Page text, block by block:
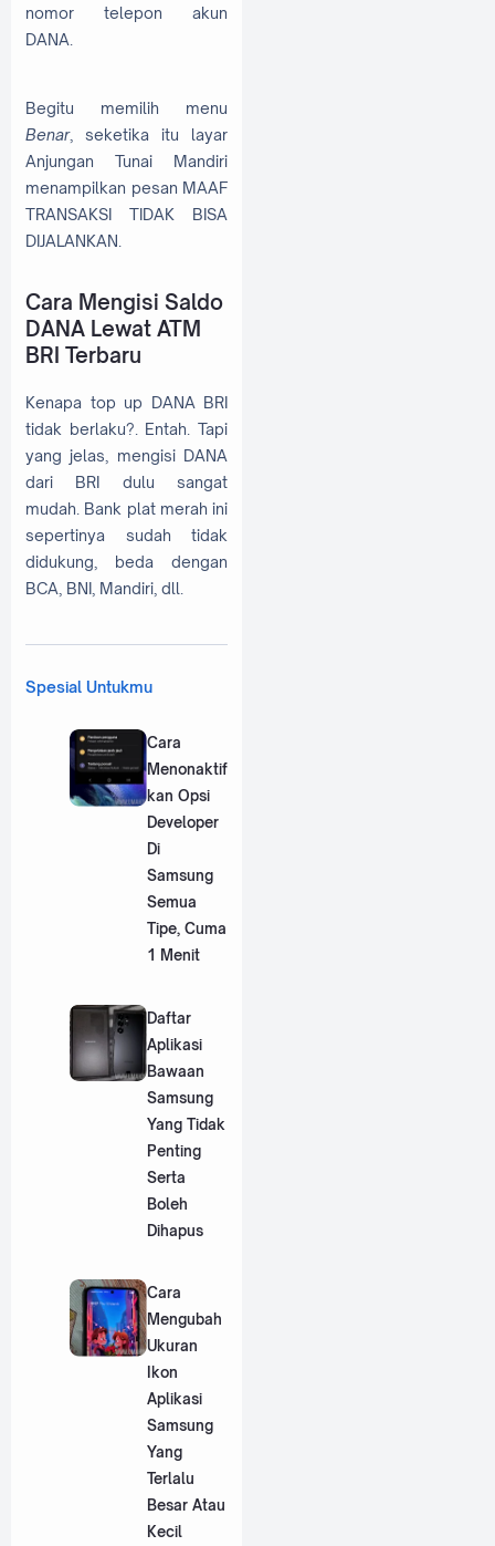
nomor telepon akun
DANA.
Begitu memilih menu
Benar, seketika itu layar
Anjungan Tunai Mandiri
menampilkan pesan MAAF
TRANSAKSI TIDAK BISA
DIJALANKAN.
Cara Mengisi Saldo
DANA Lewat ATM
BRI Terbaru
Kenapa top up DANA BRI
tidak berlaku?. Entah. Tapi
yang jelas, mengisi DANA
dari BRI dulu sangat
mudah. Bank plat merah ini
sepertinya sudah tidak
didukung, beda dengan
BCA, BNI, Mandiri, dll.
Spesial Untukmu
Cara
Menonaktif
kan Opsi
Developer
Di
Samsung
Semua
Tipe, Cuma
1 Menit
Daftar
Aplikasi
Bawaan
Samsung
Yang Tidak
Penting
Serta
Boleh
Dihapus
Cara
Mengubah
Ukuran
Ikon
Aplikasi
Samsung
Yang
Terlalu
Besar Atau
Kecil